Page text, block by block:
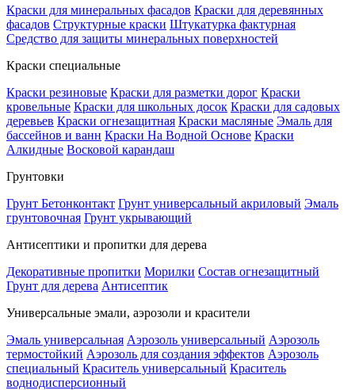
Краски для минеральных фасадов Краски для деревянных
фасадов Структурные краски Штукатурка фактурная
Средство для защиты минеральных поверхностей
Краски специальные
Краски резиновые Краски для разметки дорог Краски
кровельные Краски для школьных досок Краски для садовых
деревьев Краски огнезащитная Краски масляные Эмаль для
бассейнов и ванн Краски На Водной Основе Краски
Алкидные Восковой карандаш
Грунтовки
Грунт Бетонконтакт Грунт универсальный акриловый Эмаль
грунтовочная Грунт укрывающий
Антисептики и пропитки для дерева
Декоративные пропитки Морилки Состав огнезащитный
Грунт для дерева Антисептик
Универсальные эмали, аэрозоли и красители
Эмаль универсальная Аэрозоль универсальный Аэрозоль
термостойкий Аэрозоль для создания эффектов Аэрозоль
специальный Краситель универсальный Краситель
воднодисперсионный